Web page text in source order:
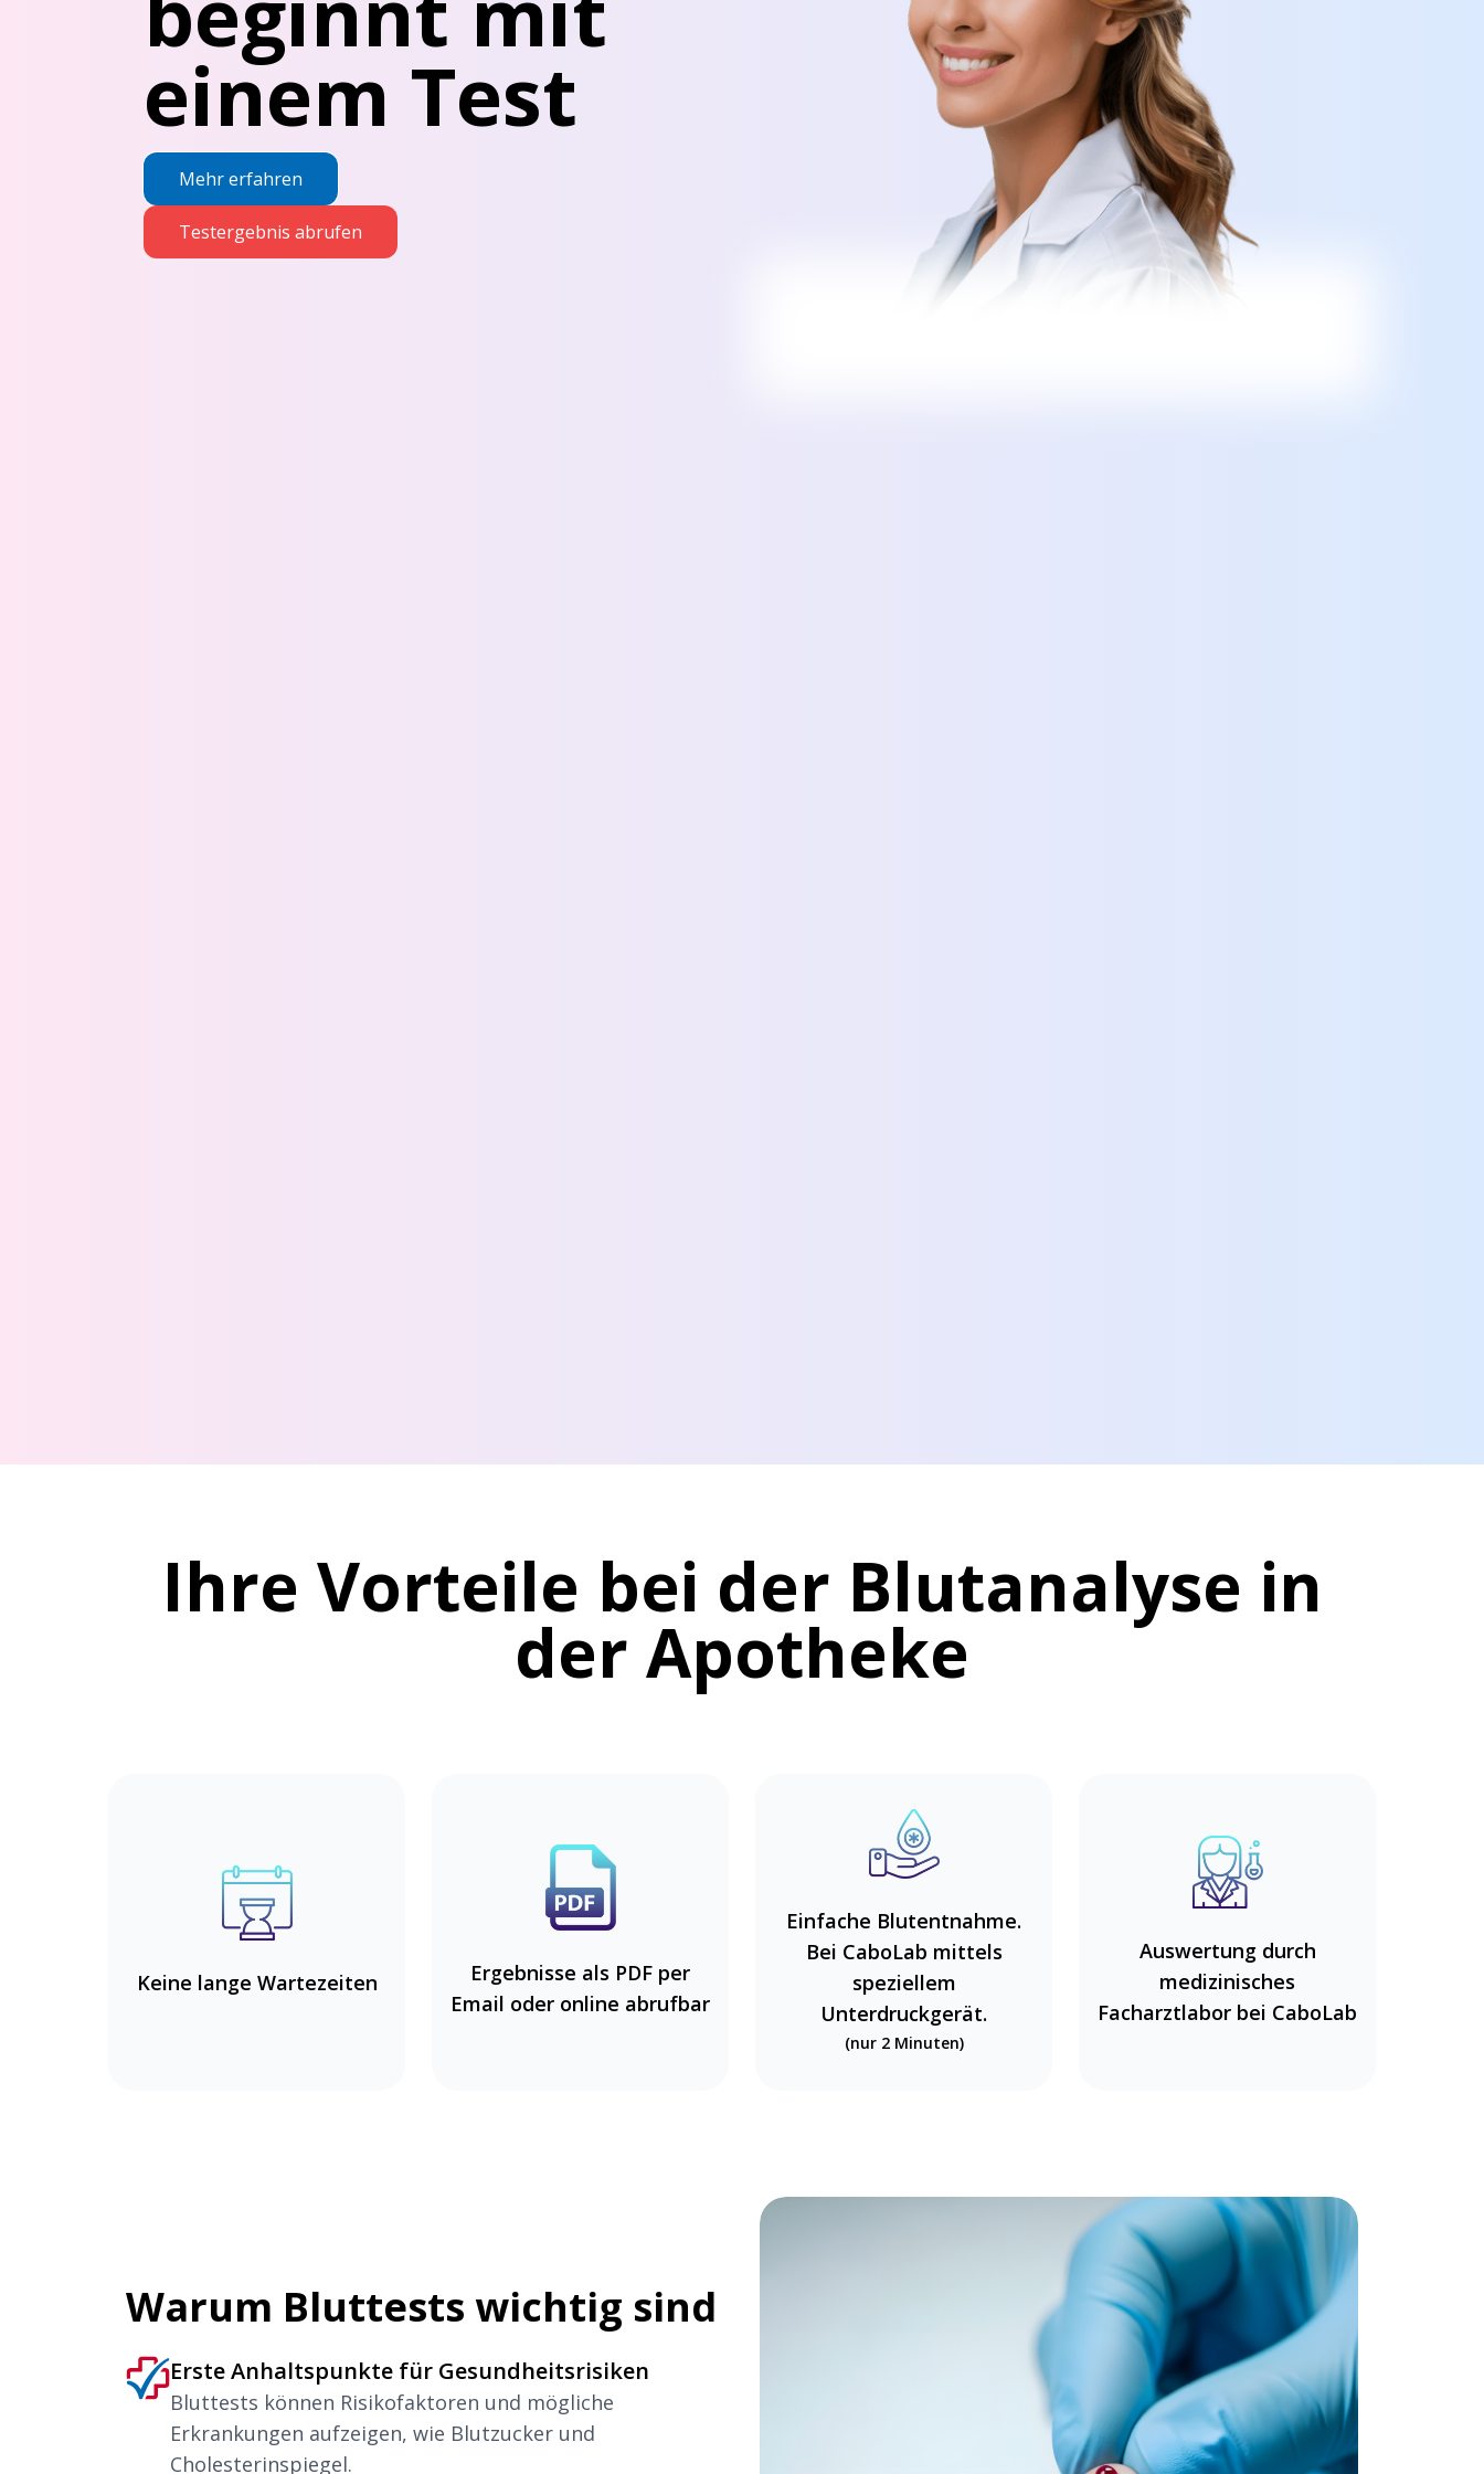
einem Test
Mehr erfahren
Testergebnis abrufen
Ihre Vorteile bei der Blutanalyse in
der Apotheke
Keine lange Wartezeiten
Ergebnisse als PDF per
Email oder online abrufbar
Einfache Blutentnahme.
Bei CaboLab mittels
speziellem
Unterdruckgerät.
(nur 2 Minuten)
Auswertung durch
medizinisches
Facharztlabor bei CaboLab
Warum Bluttests wichtig sind
Erste Anhaltspunkte für Gesundheitsrisiken
Bluttests können Risikofaktoren und mögliche
Erkrankungen aufzeigen, wie Blutzucker und
Cholesterinspiegel.